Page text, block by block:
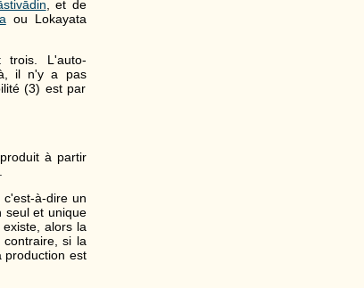
, et de
ou Lokayata
trois. L'auto-
il n'y a pas
(3) est par
à partir
c'est-à-dire un
seul et unique
alors la
si la
production est